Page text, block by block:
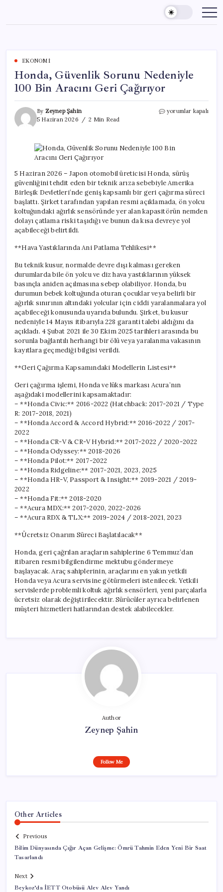
content
EKONOMI
Honda, Güvenlik Sorunu Nedeniyle
100 Bin Aracını Geri Çağırıyor
By Zeynep Şahin
5 Haziran 2026
2 Min Read
Honda,
100
Bin
Geri
Çağırıyor
için
yorumlar kapalı
5 Haziran 2026 – Japon otomobil üreticisi Honda, sürüş
güvenliğini tehdit eden bir teknik arıza sebebiyle Amerika
Birleşik Devletleri’nde geniş kapsamlı bir geri çağırma süreci
başlattı. Şirket tarafından yapılan resmi açıklamada, ön yolcu
koltuğundaki ağırlık sensöründe yer alan kapasitörün nemden
dolayı çatlama riski taşıdığı ve bunun da kısa devreye yol
açabileceği belirtildi.
**Hava Yastıklarında Ani Patlama Tehlikesi**
Bu teknik kusur, normalde devre dışı kalması gereken
durumlarda bile ön yolcu ve diz hava yastıklarının yüksek
basınçla aniden açılmasına sebep olabiliyor. Honda, bu
durumun bebek koltuğunda oturan çocuklar veya belirli bir
ağırlık sınırının altındaki yolcular için ciddi yaralanmalara yol
açabileceği konusunda uyarıda bulundu. Şirket, bu kusur
nedeniyle 14 Mayıs itibarıyla 228 garanti talebi aldığını da
açıkladı. 4 Şubat 2021 ile 30 Ekim 2025 tarihleri arasında bu
sorunla bağlantılı herhangi bir ölü veya yaralanma vakasının
kayıtlara geçmediği bilgisi verildi.
**Geri Çağırma Kapsamındaki Modellerin Listesi**
Geri çağırma işlemi, Honda ve lüks markası Acura’nın
aşağıdaki modellerini kapsamaktadır:
– **Honda Civic:** 2016-2022 (Hatchback: 2017-2021 / Type
R: 2017-2018, 2021)
– **Honda Accord & Accord Hybrid:** 2016-2022 / 2017-
2022
– **Honda CR-V & CR-V Hybrid:** 2017-2022 / 2020-2022
– **Honda Odyssey:** 2018-2026
– **Honda Pilot:** 2017-2022
– **Honda Ridgeline:** 2017-2021, 2023, 2025
– **Honda HR-V, Passport & Insight:** 2019-2021 / 2019-
2022
– **Honda Fit:** 2018-2020
– **Acura MDX:** 2017-2020, 2022-2026
– **Acura RDX & TLX:** 2019-2024 / 2018-2021, 2023
**Ücretsiz Onarım Süreci Başlatılacak**
Honda, geri çağrılan araçların sahiplerine 6 Temmuz’dan
itibaren resmi bilgilendirme mektubu göndermeye
başlayacak. Araç sahiplerinin, araçlarını en yakın yetkili
Honda veya Acura servisine götürmeleri istenilecek. Yetkili
servislerde problemli koltuk ağırlık sensörleri, yeni parçalarla
ücretsiz olarak değiştirilecektir. Sürücüler ayrıca belirlenen
müşteri hizmetleri hatlarından destek alabilecekler.
Author
Zeynep Şahin
Follow Me
Other Articles
Previous
Bilim Dünyasında Çığır Açan Gelişme: Ömrü Tahmin Eden Yeni Bir Saat
Tasarlandı
Next
Beykoz’da İETT Otobüsü Alev Alev Yandı